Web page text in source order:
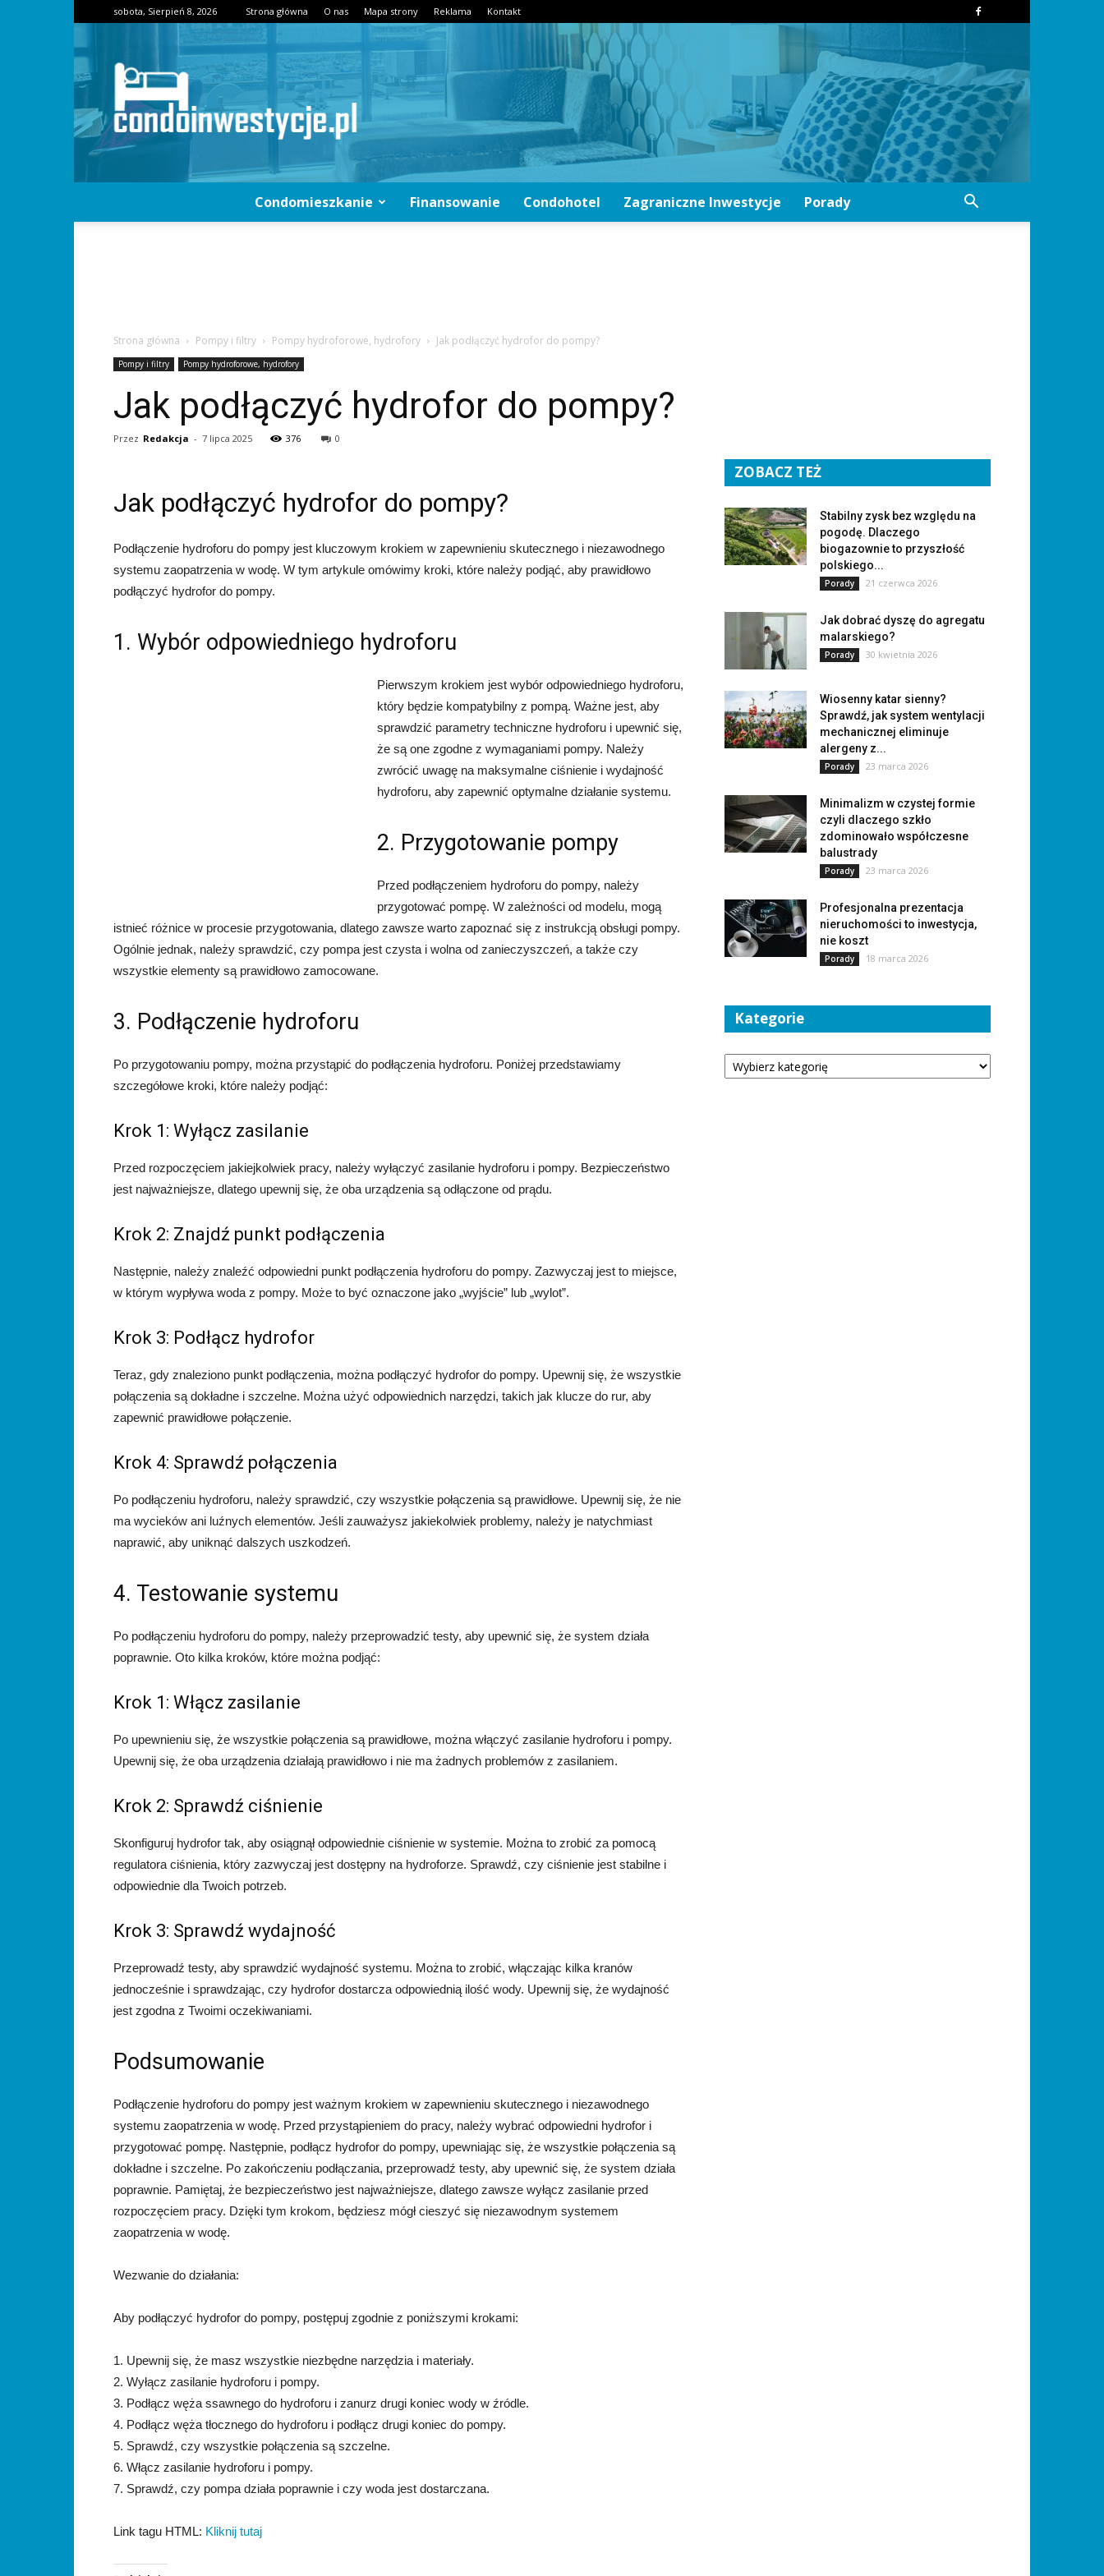
sobota, Sierpień 8, 2026 Strona główna O nas Mapa strony Reklama Kontakt
Condomieszkanie Finansowanie Condohotel Zagraniczne Inwestycje Porady
Strona główna Pompy i filtry Pompy hydroforowe, hydrofory Jak podłączyć hydrofor do pompy?
Pompy i filtry Pompy hydroforowe, hydrofory
Jak podłączyć hydrofor do pompy?
Przez Redakcja - 7 lipca 2025 376 0
Jak podłączyć hydrofor do pompy?
Podłączenie hydroforu do pompy jest kluczowym krokiem w zapewnieniu skutecznego i niezawodnego
systemu zaopatrzenia w wodę. W tym artykule omówimy kroki, które należy podjąć, aby prawidłowo
podłączyć hydrofor do pompy.
1. Wybór odpowiedniego hydroforu
Pierwszym krokiem jest wybór odpowiedniego hydroforu,
który będzie kompatybilny z pompą. Ważne jest, aby
sprawdzić parametry techniczne hydroforu i upewnić się,
że są one zgodne z wymaganiami pompy. Należy
zwrócić uwagę na maksymalne ciśnienie i wydajność
hydroforu, aby zapewnić optymalne działanie systemu.
2. Przygotowanie pompy
Przed podłączeniem hydroforu do pompy, należy
przygotować pompę. W zależności od modelu, mogą
istnieć różnice w procesie przygotowania, dlatego zawsze warto zapoznać się z instrukcją obsługi pompy.
Ogólnie jednak, należy sprawdzić, czy pompa jest czysta i wolna od zanieczyszczeń, a także czy
wszystkie elementy są prawidłowo zamocowane.
3. Podłączenie hydroforu
Po przygotowaniu pompy, można przystąpić do podłączenia hydroforu. Poniżej przedstawiamy
szczegółowe kroki, które należy podjąć:
Krok 1: Wyłącz zasilanie
Przed rozpoczęciem jakiejkolwiek pracy, należy wyłączyć zasilanie hydroforu i pompy. Bezpieczeństwo
jest najważniejsze, dlatego upewnij się, że oba urządzenia są odłączone od prądu.
Krok 2: Znajdź punkt podłączenia
Następnie, należy znaleźć odpowiedni punkt podłączenia hydroforu do pompy. Zazwyczaj jest to miejsce,
w którym wypływa woda z pompy. Może to być oznaczone jako „wyjście” lub „wylot”.
Krok 3: Podłącz hydrofor
Teraz, gdy znaleziono punkt podłączenia, można podłączyć hydrofor do pompy. Upewnij się, że wszystkie
połączenia są dokładne i szczelne. Można użyć odpowiednich narzędzi, takich jak klucze do rur, aby
zapewnić prawidłowe połączenie.
Krok 4: Sprawdź połączenia
Po podłączeniu hydroforu, należy sprawdzić, czy wszystkie połączenia są prawidłowe. Upewnij się, że nie
ma wycieków ani luźnych elementów. Jeśli zauważysz jakiekolwiek problemy, należy je natychmiast
naprawić, aby uniknąć dalszych uszkodzeń.
4. Testowanie systemu
Po podłączeniu hydroforu do pompy, należy przeprowadzić testy, aby upewnić się, że system działa
poprawnie. Oto kilka kroków, które można podjąć:
Krok 1: Włącz zasilanie
Po upewnieniu się, że wszystkie połączenia są prawidłowe, można włączyć zasilanie hydroforu i pompy.
Upewnij się, że oba urządzenia działają prawidłowo i nie ma żadnych problemów z zasilaniem.
Krok 2: Sprawdź ciśnienie
Skonfiguruj hydrofor tak, aby osiągnął odpowiednie ciśnienie w systemie. Można to zrobić za pomocą
regulatora ciśnienia, który zazwyczaj jest dostępny na hydroforze. Sprawdź, czy ciśnienie jest stabilne i
odpowiednie dla Twoich potrzeb.
Krok 3: Sprawdź wydajność
Przeprowadź testy, aby sprawdzić wydajność systemu. Można to zrobić, włączając kilka kranów
jednocześnie i sprawdzając, czy hydrofor dostarcza odpowiednią ilość wody. Upewnij się, że wydajność
jest zgodna z Twoimi oczekiwaniami.
Podsumowanie
Podłączenie hydroforu do pompy jest ważnym krokiem w zapewnieniu skutecznego i niezawodnego
systemu zaopatrzenia w wodę. Przed przystąpieniem do pracy, należy wybrać odpowiedni hydrofor i
przygotować pompę. Następnie, podłącz hydrofor do pompy, upewniając się, że wszystkie połączenia są
dokładne i szczelne. Po zakończeniu podłączania, przeprowadź testy, aby upewnić się, że system działa
poprawnie. Pamiętaj, że bezpieczeństwo jest najważniejsze, dlatego zawsze wyłącz zasilanie przed
rozpoczęciem pracy. Dzięki tym krokom, będziesz mógł cieszyć się niezawodnym systemem
zaopatrzenia w wodę.
Wezwanie do działania:
Aby podłączyć hydrofor do pompy, postępuj zgodnie z poniższymi krokami:
1. Upewnij się, że masz wszystkie niezbędne narzędzia i materiały.
2. Wyłącz zasilanie hydroforu i pompy.
3. Podłącz węża ssawnego do hydroforu i zanurz drugi koniec wody w źródle.
4. Podłącz węża tłocznego do hydroforu i podłącz drugi koniec do pompy.
5. Sprawdź, czy wszystkie połączenia są szczelne.
6. Włącz zasilanie hydroforu i pompy.
7. Sprawdź, czy pompa działa poprawnie i czy woda jest dostarczana.
Link tagu HTML: Kliknij tutaj
ZOBACZ TEŻ
Stabilny zysk bez względu na
pogodę. Dlaczego
biogazownie to przyszłość
polskiego...
Porady 21 czerwca 2026
Jak dobrać dyszę do agregatu
malarskiego?
Porady 30 kwietnia 2026
Wiosenny katar sienny?
Sprawdź, jak system wentylacji
mechanicznej eliminuje
alergeny z...
Porady 23 marca 2026
Minimalizm w czystej formie
czyli dlaczego szkło
zdominowało współczesne
balustrady
Porady 23 marca 2026
Profesjonalna prezentacja
nieruchomości to inwestycja,
nie koszt
Porady 18 marca 2026
Kategorie
Kategorie